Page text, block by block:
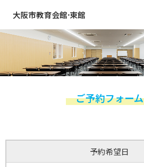
大阪市教育会館⋅東館
ご予約フォーム
予約希望日